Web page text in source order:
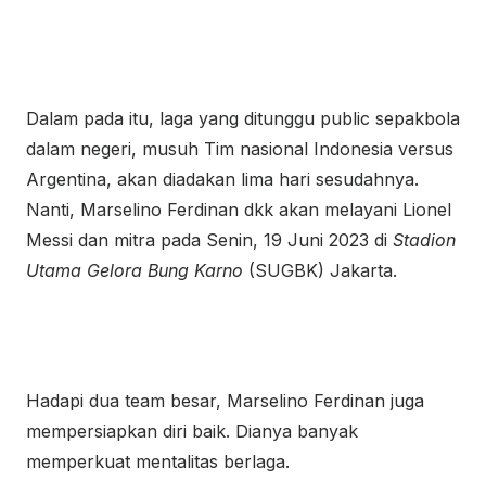
Dalam pada itu, laga yang ditunggu public sepakbola
dalam negeri, musuh Tim nasional Indonesia versus
Argentina, akan diadakan lima hari sesudahnya.
Nanti, Marselino Ferdinan dkk akan melayani Lionel
Messi dan mitra pada Senin, 19 Juni 2023 di Stadion
Utama Gelora Bung Karno (SUGBK) Jakarta.
Hadapi dua team besar, Marselino Ferdinan juga
mempersiapkan diri baik. Dianya banyak
memperkuat mentalitas berlaga.